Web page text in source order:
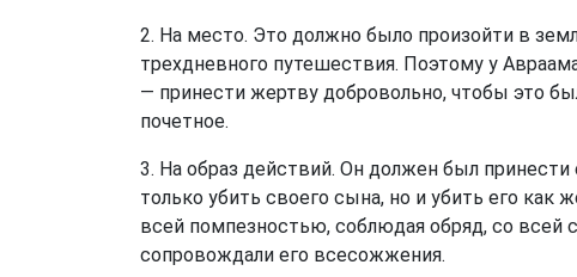
2. На место. Это должно было произойти в
трехдневного путешествия. Поэтому у
— принести жертву добровольно, чтобы это
почетное.
3. На образ действий. Он должен был
только убить своего сына, но и убить его как
всей помпезностью, соблюдая обряд, со
сопровождали его всесожжения.